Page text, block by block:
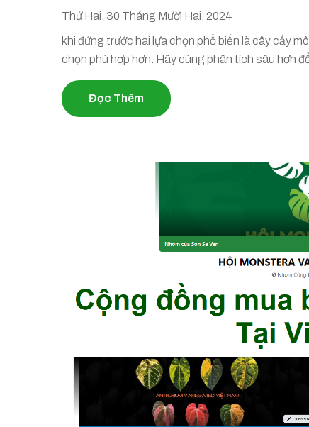
Thứ Hai, 30 Tháng Mười Hai, 2024
khi đứng trước hai lựa chọn phổ biến là cây cấy
chọn phù hợp hơn. Hãy cùng phân tích sâu hơn
Đọc Thêm